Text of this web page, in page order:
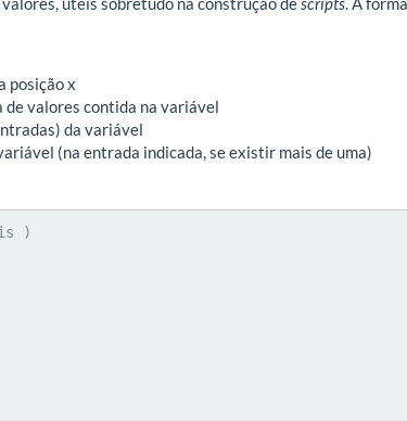
posição x
de valores contida na variável
da variável
(na entrada indicada, se existir mais de uma)
)